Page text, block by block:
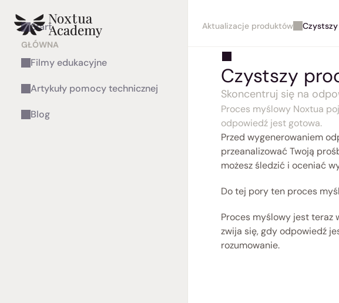
Start
GŁÓWNA
Filmy edukacyjne
Artykuły pomocy technicznej
Blog
Aktualizacje produktów
Czystszy
Skoncentruj się na
Proces myślowy Noxtua
odpowiedź jest gotowa.
Przed wygenerowaniem
przeanalizować Twoją
możesz śledzić i oceniać
Do tej pory ten proces
Proces myślowy jest teraz
zwija się, gdy odpowiedź
rozumowanie.